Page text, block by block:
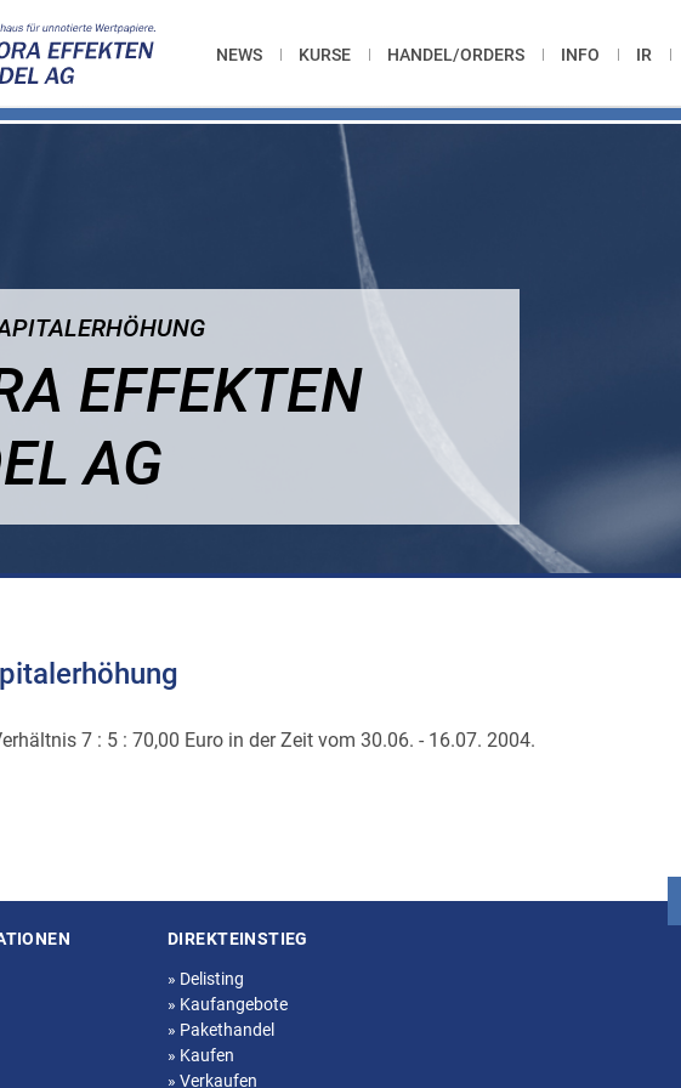
NEWS KURSE HANDEL/ORDERS INFO IR
EFFEKTEN
AG
7 : 5 : 70,00 Euro in der Zeit vom 30.06. - 16.07. 2004.
DIREKTEINSTIEG
» Delisting
» Kaufangebote
» Pakethandel
» Kaufen
» Verkaufen